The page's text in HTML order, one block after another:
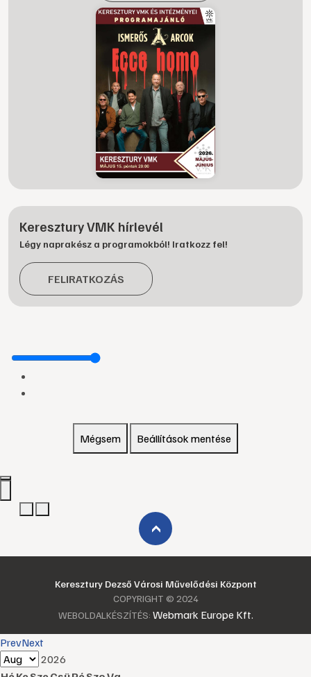
Keresztury VMK hírlevél
Légy naprakész a programokból! Iratkozz fel!
FELIRATKOZÁS
Mégsem Beállítások mentése
›
Keresztury Dezső Városi Művelődési Központ
COPYRIGHT © 2024
WEBOLDALKÉSZÍTÉS: Webmark Europe Kft.
PrevNext
2026